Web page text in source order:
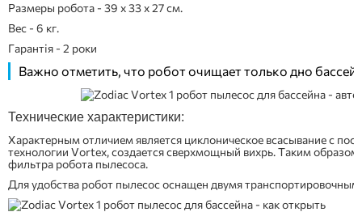
Размеры робота - 39 х 33 х 27 см.
Вес - 6 кг.
Гарантія - 2 роки
Важно отметить, что робот очищает только дно
Технические характеристики:
Характерным отличием является циклоническое всасывание с
технологии Vortex, создается сверхмощный вихрь. Таким
фильтра робота пылесоса.
Для удобства робот пылесос оснащен двумя